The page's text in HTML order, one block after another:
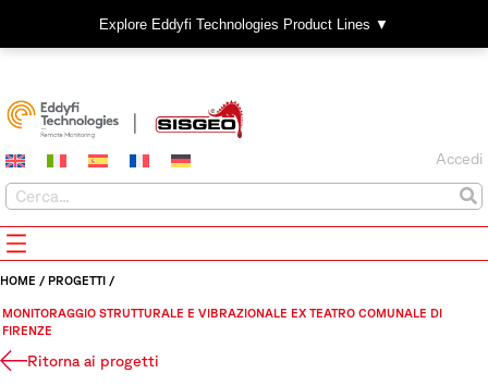
Explore Eddyfi Technologies Product Lines ▼
Accedi
HOME / PROGETTI /
MONITORAGGIO STRUTTURALE E VIBRAZIONALE EX TEATRO COMUNALE DI
FIRENZE
Ritorna ai progetti